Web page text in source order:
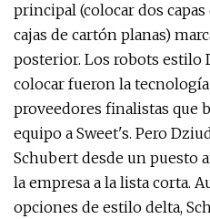
principal (colocar dos
cajas de cartón planas)
posterior. Los robots estilo
colocar fueron la
proveedores finalistas que
equipo a Sweet's. Pero
Schubert desde un puesto
la empresa a la lista corta.
opciones de estilo delta,